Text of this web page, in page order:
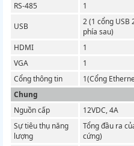
RS-485
1
USB
2 (1 cổng USB
phía sau)
HDMI
1
VGA
1
Cổng thông tin
1(Cổng
Chung
Nguồn cấp
12VDC, 4A
Sự tiêu thụ năng
lượng
Tổng đầu ra
cứng)